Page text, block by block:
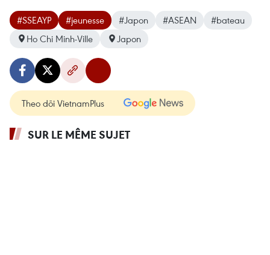
#SSEAYP #jeunesse #Japon #ASEAN
#bateau
Ho Chi Minh-Ville
Japon
Theo dõi VietnamPlus
SUR LE MÊME SUJET